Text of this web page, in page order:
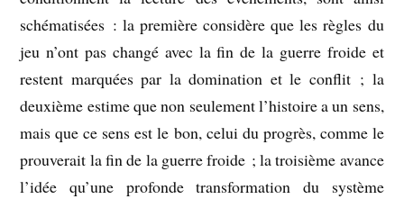
schématisées : la première considère que les règles du
jeu n’ont pas changé avec la fin de la guerre froide et
restent marquées par la domination et le conflit ; la
deuxième estime que non seulement l’histoire a un sens,
mais que ce sens est le bon, celui du progrès, comme le
prouverait la fin de la guerre froide ; la troisième avance
l’idée qu’une profonde transformation du système